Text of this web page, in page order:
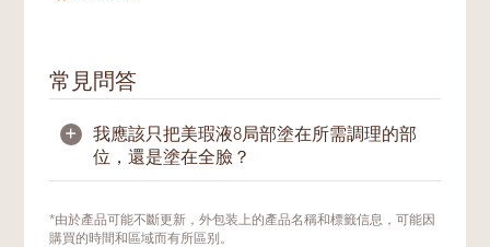
常見問答
+
我應該只把美瑕液8局部塗在所需調理的部
位，還是塗在全臉？
我們建議局部塗抹在所需部位，以幫助改善膚
況。視肌膚情況而定，也可以在美肌密友的指
*由於產品可能不斷更新，外包装上的產品名稱和標籤信息，可能因
購買的時間和區域而有所區别。